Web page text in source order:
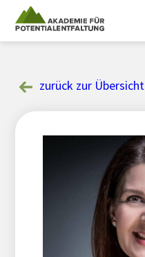
content
zurück zur Übersicht